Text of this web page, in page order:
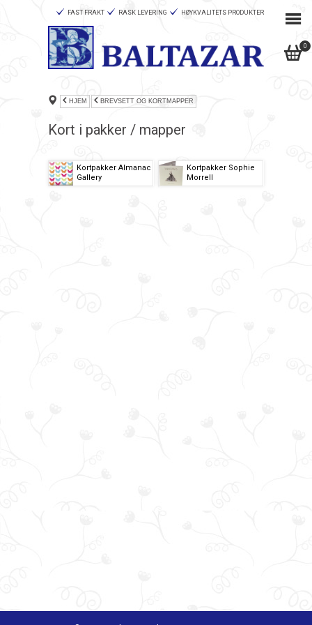
0
FAST FRAKT RASK LEVERING HØYKVALITETS PRODUKTER
HJEM BREVSETT OG KORTMAPPER
Kort i pakker / mapper
Kortpakker Almanac
Gallery
Kortpakker Sophie
Morrell